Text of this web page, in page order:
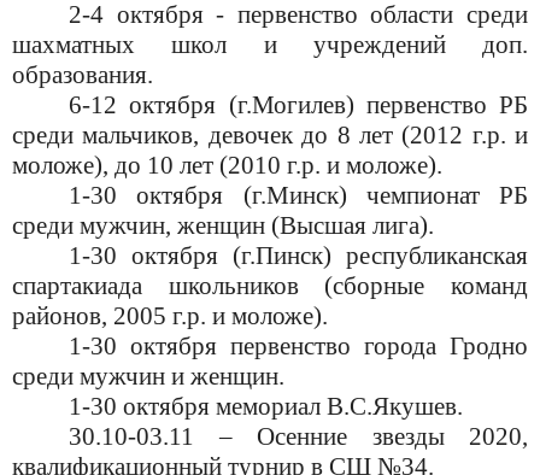
2-4 октября - первенство области среди
шахматных школ и учреждений доп.
образования.
6-12 октября (г.Могилев) первенство РБ
среди мальчиков, девочек до 8 лет (2012 г.р. и
моложе), до 10 лет (2010 г.р. и моложе).
1-30 октября (г.Минск) чемпионат РБ
среди мужчин, женщин (Высшая лига).
1-30 октября (г.Пинск) республиканская
спартакиада школьников (сборные команд
районов, 2005 г.р. и моложе).
1-30 октября первенство города Гродно
среди мужчин и женщин.
1-30 октября мемориал В.С.Якушев.
30.10-03.11 – Осенние звезды 2020,
квалификационный турнир в СШ №34.